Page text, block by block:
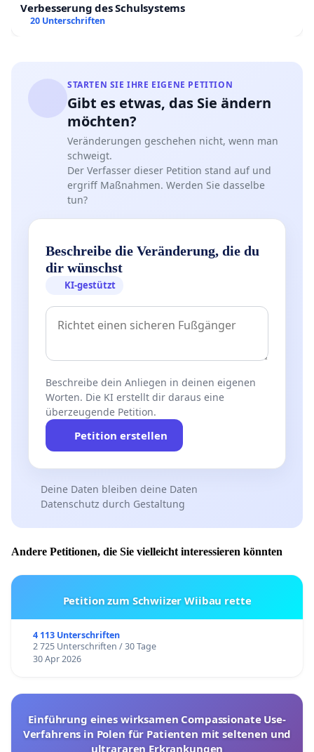
Verbesserung des Schulsystems
20 Unterschriften
STARTEN SIE IHRE EIGENE PETITION
Gibt es etwas, das Sie ändern
möchten?
Veränderungen geschehen nicht, wenn man
schweigt.
Der Verfasser dieser Petition stand auf und
ergriff Maßnahmen. Werden Sie dasselbe
tun?
Beschreibe die Veränderung, die du
dir wünschst
KI-gestützt
Beschreibe dein Anliegen in deinen eigenen
Worten. Die KI erstellt dir daraus eine
überzeugende Petition.
Petition erstellen
Deine Daten bleiben deine Daten
Datenschutz durch Gestaltung
Andere Petitionen, die Sie vielleicht interessieren könnten
Petition zum Schwiizer Wiibau rette
4 113 Unterschriften
2 725 Unterschriften / 30 Tage
30 Apr 2026
Einführung eines wirksamen Compassionate Use-
Verfahrens in Polen für Patienten mit seltenen und
ultrararen Erkrankungen